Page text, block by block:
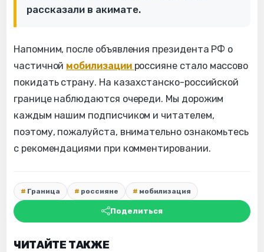
рассказали в акимате.
Напомним, после объявления президента РФ о
частичной мобилизации россияне стало массово
покидать страну. На казахстанско-российской
границе наблюдаются очереди. Мы дорожим
каждым нашим подписчиком и читателем,
поэтому, пожалуйста, внимательно ознакомьтесь
с рекомендациями при комментировании.
Граница россияне мобилизация
Поделиться
ЧИТАЙТЕ ТАКЖЕ